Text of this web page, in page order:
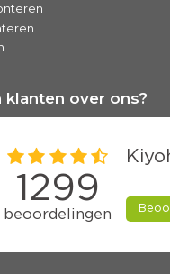
klanten over ons?